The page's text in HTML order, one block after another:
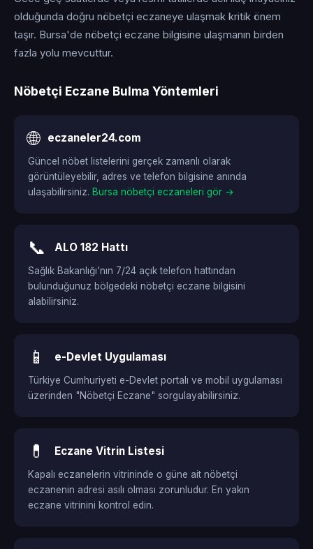
olduğunda doğru nöbetçi eczaneye ulaşmak kritik önem
taşır. Bursa'de nöbetçi eczane bilgisine ulaşmanın birden
fazla yolu mevcuttur.
Nöbetçi Eczane Bulma Yöntemleri
🌐 eczaneler24.com
Güncel nöbet listelerini gerçek zamanlı olarak
görüntüleyebilir, adres ve telefon bilgisine anında
ulaşabilirsiniz. Bursa nöbetçi eczaneleri gör →
📞 ALO 182 Hattı
Sağlık Bakanlığı'nın 7/24 açık telefon hattından
bulunduğunuz bölgedeki nöbetçi eczane bilgisini
alabilirsiniz.
📱 e-Devlet Uygulaması
Türkiye Cumhuriyeti e-Devlet portalı ve mobil uygulaması
üzerinden "Nöbetçi Eczane" sorgulayabilirsiniz.
💊 Eczane Vitrin Listesi
Kapalı eczanelerin vitrininde o güne ait nöbetçi
eczanenin adresi asılı olması zorunludur. En yakın
eczane vitrinini kontrol edin.